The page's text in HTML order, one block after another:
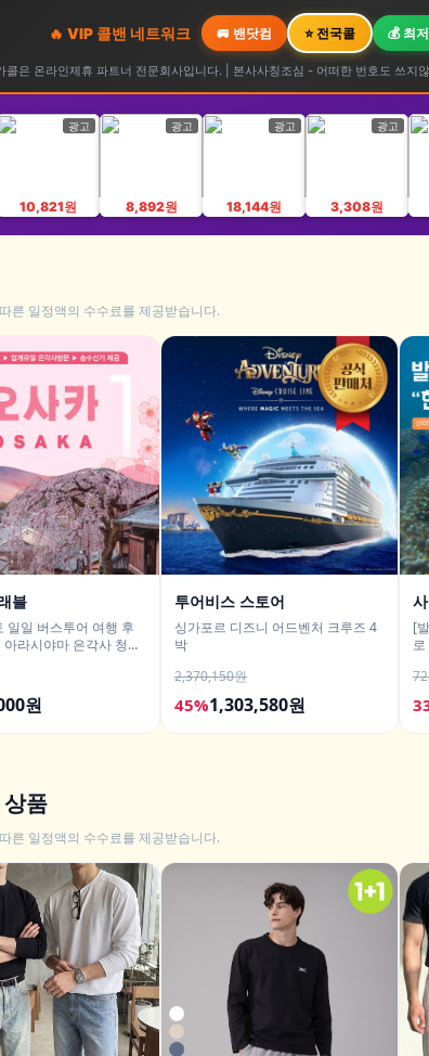
🔥 VIP 콜밴 네트워크 🚐 밴닷컴 ⭐ 전국콜 💰 최
콜은 온라인제휴 파트너 전문회사입니다. | 본사사칭조심 - 어떠한 번호도 쓰지
광고
10,821원
광고
8,892원
광고
18,144원
광고
3,308원
른 일정액의 수수료를 제공받습니다.
블
일일 버스투어 여행 후
라시야마 은각사 청수
원
투어비스 스토어
싱가포르 디즈니 어드벤처 크루즈 4
박
2,370,150원
45%1,303,580원
[
품
른 일정액의 수수료를 제공받습니다.